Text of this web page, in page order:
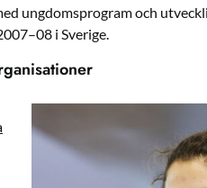
ungdomsprogram och
i Sverige.